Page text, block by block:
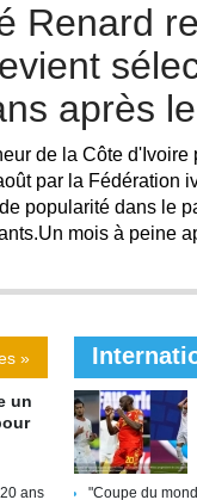
Renard
après
de la Côte d'Ivoire
par la Fédération
popularité dans le
mois à peine
nationale du
dans un
un communiqué
tourné vers une
ce poste à la tête
clé un sacre à la
du monde, qui
a brièvement
»
un
ans
"Coupe du